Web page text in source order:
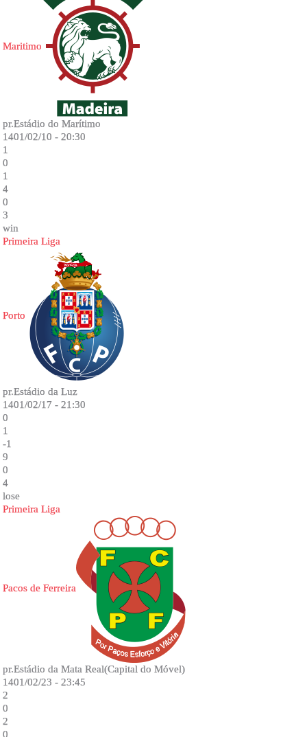
Maritimo
pr.Estádio do Marítimo
1401/02/10 - 20:30
1
0
1
4
0
3
win
Primeira Liga
Porto
pr.Estádio da Luz
1401/02/17 - 21:30
0
1
-1
9
0
4
lose
Primeira Liga
Pacos de Ferreira
pr.Estádio da Mata Real(Capital do Móvel)
1401/02/23 - 23:45
2
0
2
0